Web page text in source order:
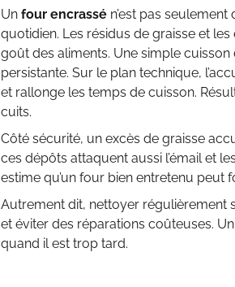
Un four encrassé n’est pas
quotidien. Les résidus de graisse et
goût des aliments. Une simple
persistante. Sur le plan technique,
et rallonge les temps de cuisson.
cuits.
Côté sécurité, un excès de graisse
ces dépôts attaquent aussi l’émail et
estime qu’un four bien entretenu peut
Autrement dit, nettoyer régulièrement
et éviter des réparations coûteuses.
quand il est trop tard.